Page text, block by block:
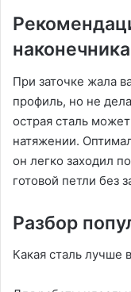
наконечника
При заточке жала
профиль, но не
острая сталь
натяжении.
он легко заходил
готовой петли без
Разбор
Какая сталь лучше